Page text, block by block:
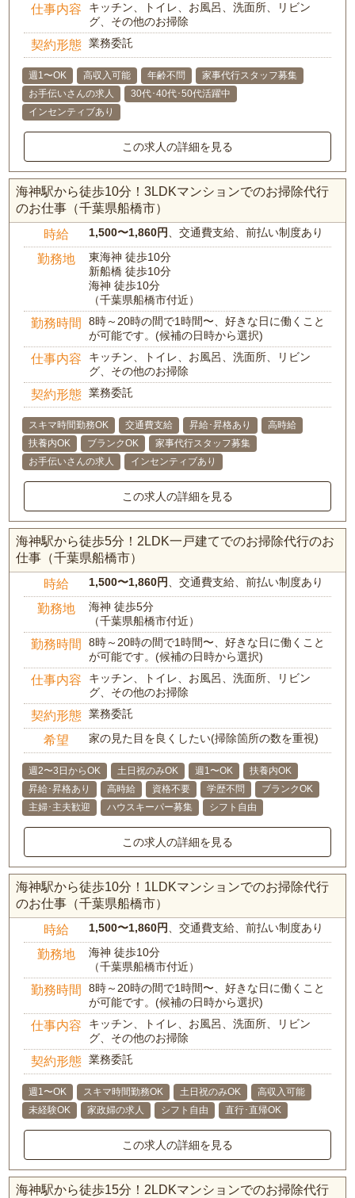
仕事内容
キッチン、トイレ、お風呂、洗面所、リビン
グ、その他のお掃除
契約形態 業務委託
週1〜OK 高収入可能 年齢不問
家事代行スタッフ募集
お手伝いさんの求人
30代･40代･50代活躍中
インセンティブあり
この求人の詳細を見る
海神駅から徒歩10分！3LDKマンションでのお掃除代行
のお仕事（千葉県船橋市）
時給 1,500〜1,860円、交通費支給、前払い制度あり
勤務地
東海神 徒歩10分
新船橋 徒歩10分
海神 徒歩10分
（千葉県船橋市付近）
勤務時間
8時～20時の間で1時間〜、好きな日に働くこと
が可能です。(候補の日時から選択)
仕事内容
キッチン、トイレ、お風呂、洗面所、リビン
グ、その他のお掃除
契約形態 業務委託
スキマ時間勤務OK 交通費支給 昇給･昇格あり
高時給
扶養内OK
ブランクOK
家事代行スタッフ募集
お手伝いさんの求人
インセンティブあり
この求人の詳細を見る
海神駅から徒歩5分！2LDK一戸建てでのお掃除代行のお
仕事（千葉県船橋市）
時給 1,500〜1,860円、交通費支給、前払い制度あり
勤務地
海神 徒歩5分
（千葉県船橋市付近）
勤務時間
8時～20時の間で1時間〜、好きな日に働くこと
が可能です。(候補の日時から選択)
仕事内容
キッチン、トイレ、お風呂、洗面所、リビン
グ、その他のお掃除
契約形態 業務委託
希望 家の見た目を良くしたい(掃除箇所の数を重視)
週2〜3日からOK 土日祝のみOK 週1〜OK
扶養内OK
昇給･昇格あり
高時給 資格不要 学歴不問
ブランクOK
主婦･主夫歓迎
ハウスキーパー募集 シフト自由
この求人の詳細を見る
海神駅から徒歩10分！1LDKマンションでのお掃除代行
のお仕事（千葉県船橋市）
時給 1,500〜1,860円、交通費支給、前払い制度あり
勤務地
海神 徒歩10分
（千葉県船橋市付近）
勤務時間
8時～20時の間で1時間〜、好きな日に働くこと
が可能です。(候補の日時から選択)
仕事内容
キッチン、トイレ、お風呂、洗面所、リビン
グ、その他のお掃除
契約形態 業務委託
週1〜OK スキマ時間勤務OK 土日祝のみOK
高収入可能
未経験OK
家政婦の求人 シフト自由 直行･直帰OK
この求人の詳細を見る
海神駅から徒歩15分！2LDKマンションでのお掃除代行